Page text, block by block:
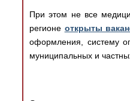
При этом не все
регионе открыты
оформления, систему
муниципальных и